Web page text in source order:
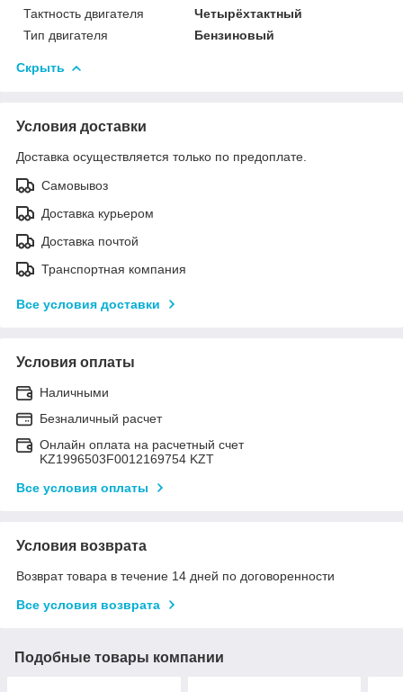
Тактность двигателя
Четырёхтактный
Тип двигателя
Бензиновый
Скрыть
Условия доставки
Доставка осуществляется только по предоплате.
Самовывоз
Доставка курьером
Доставка почтой
Транспортная компания
Все условия доставки
Условия оплаты
Наличными
Безналичный расчет
Онлайн оплата на расчетный счет
KZ1996503F0012169754 KZT
Все условия оплаты
Условия возврата
Возврат товара в течение 14 дней по договоренности
Все условия возврата
Подобные товары компании